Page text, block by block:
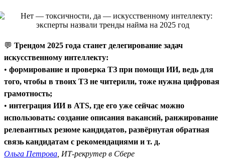
💬 Трендом 2025 года станет делегирование задач
искусственному интеллекту:
• формирование и проверка ТЗ при помощи ИИ, ведь для
того, чтобы в твоих ТЗ не читерили, тоже нужна цифровая
грамотность;
• интеграция ИИ в ATS, где его уже сейчас можно
использовать: создание описания вакансий, ранжирование
релевантных резюме кандидатов, развёрнутая обратная
связь кандидатам с рекомендациями и т. д.
Ольга Петрова , ИТ-рекрутер в Сбере